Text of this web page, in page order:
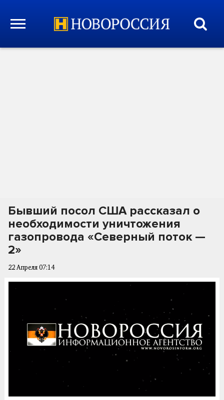
Бывший посол США рассказал о
необходимости уничтожения
газопровода «Северный поток —
2»
22 Апреля 07:14